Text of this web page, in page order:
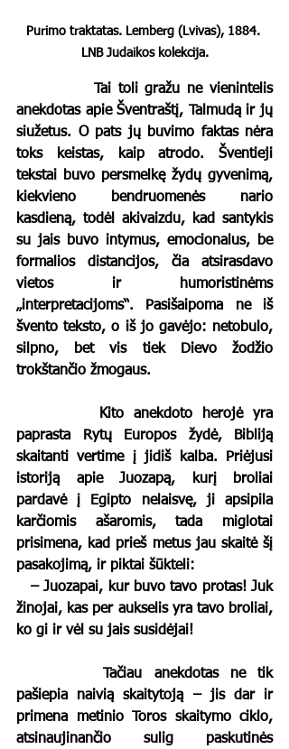
Purimo traktatas. Lemberg (Lvivas), 1884.
LNB Judaikos kolekcija.
anekdotas apie Šventraštį, Talmudą ir jų
siužetus. O pats jų buvimo faktas nėra
toks keistas, kaip atrodo. Šventieji
tekstai buvo persmelkę žydų gyvenimą,
kiekvieno bendruomenės nario
kasdieną, todėl akivaizdu, kad santykis
su jais buvo intymus, emocionalus, be
formalios distancijos, čia atsirasdavo
vietos ir humoristinėms
„interpretacijoms“. Pasišaipoma ne iš
švento teksto, o iš jo gavėjo: netobulo,
silpno, bet vis tiek Dievo žodžio
trokštančio žmogaus.
paprasta Rytų Europos žydė, Bibliją
skaitanti vertime į jidiš kalba. Priėjusi
istoriją apie Juozapą, kurį broliai
pardavė į Egipto nelaisvę, ji apsipila
karčiomis ašaromis, tada miglotai
prisimena, kad prieš metus jau skaitė šį
pasakojimą, ir piktai šūkteli:
žinojai, kas per aukselis yra tavo broliai,
ko gi ir vėl su jais susidėjai!
pašiepia naivią skaitytoją – jis dar ir
primena metinio Toros skaitymo ciklo,
atsinaujinančio sulig paskutinės